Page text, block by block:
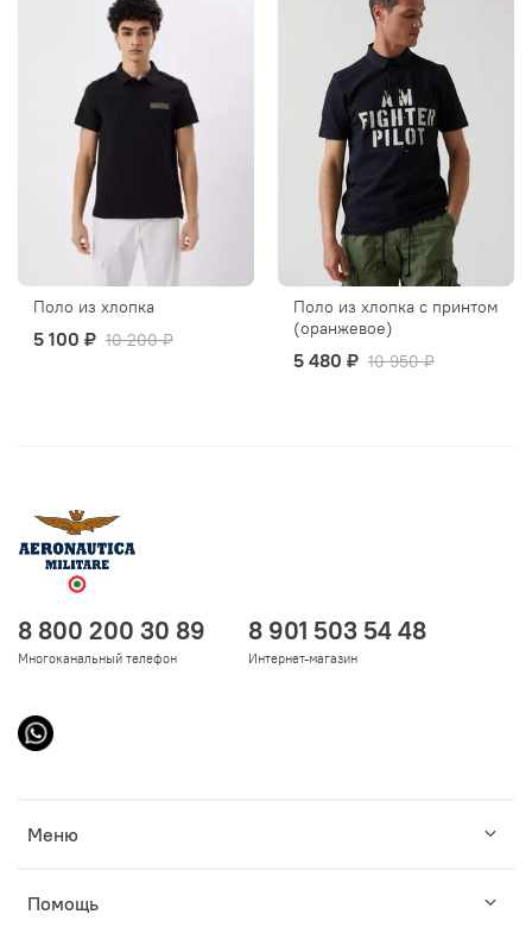
Поло из хлопка
5 100 ₽ 10 200 ₽
Поло из хлопка с принтом
(оранжевое)
5 480 ₽ 10 950 ₽
Меню
Помощь
8 800 200 30 89
Многоканальный телефон
8 901 503 54 48
Интернет-магазин